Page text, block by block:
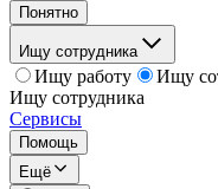
Понятно
Ищу сотрудника
Ищу работу
Ищу
Ищу сотрудника
Сервисы
Помощь
Ещё